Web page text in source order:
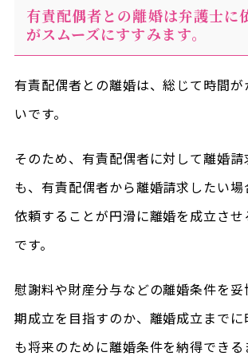
有責配偶者との離婚は弁護士に
がスムーズにすすみます。
有責配偶者との離婚は、総じて時間
いです。
そのため、有責配偶者に対して離婚
も、有責配偶者から離婚請求したい
依頼することが円滑に離婚を成立させ
です。
慰謝料や財産分与などの離婚条件を
期成立を目指すのか、離婚成立まで
も将来のために離婚条件を納得できる